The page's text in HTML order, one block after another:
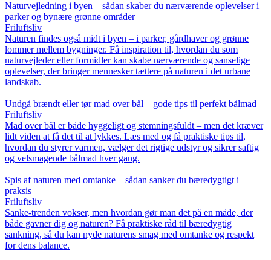
Naturvejledning i byen – sådan skaber du nærværende oplevelser i
parker og bynære grønne områder
Friluftsliv
Naturen findes også midt i byen – i parker, gårdhaver og grønne
lommer mellem bygninger. Få inspiration til, hvordan du som
naturvejleder eller formidler kan skabe nærværende og sanselige
oplevelser, der bringer mennesker tættere på naturen i det urbane
landskab.
Undgå brændt eller tør mad over bål – gode tips til perfekt bålmad
Friluftsliv
Mad over bål er både hyggeligt og stemningsfuldt – men det kræver
lidt viden at få det til at lykkes. Læs med og få praktiske tips til,
hvordan du styrer varmen, vælger det rigtige udstyr og sikrer saftig
og velsmagende bålmad hver gang.
Spis af naturen med omtanke – sådan sanker du bæredygtigt i
praksis
Friluftsliv
Sanke-trenden vokser, men hvordan gør man det på en måde, der
både gavner dig og naturen? Få praktiske råd til bæredygtig
sankning, så du kan nyde naturens smag med omtanke og respekt
for dens balance.